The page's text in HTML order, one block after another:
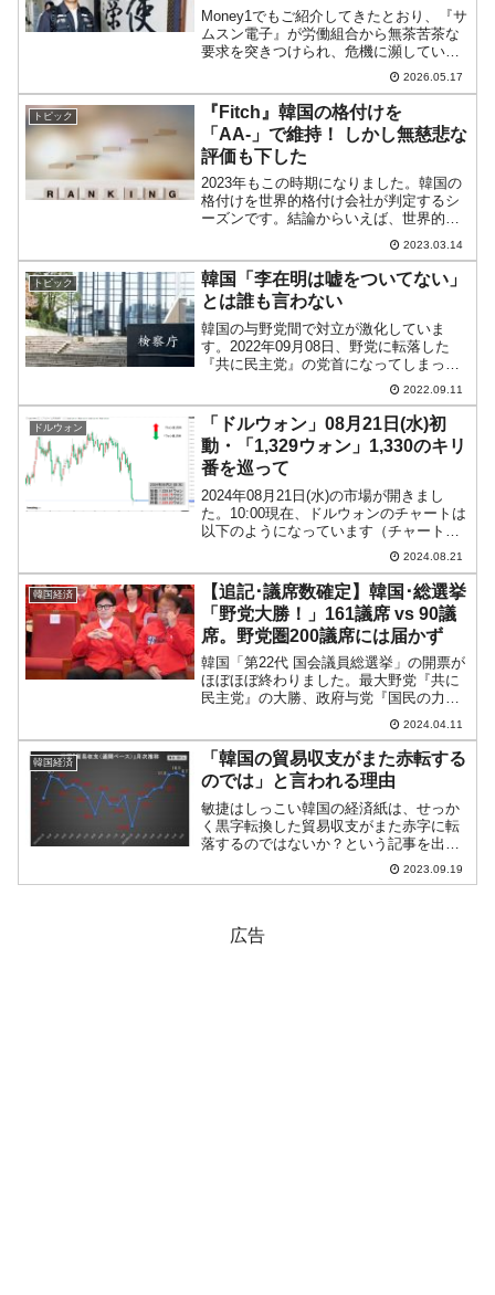
せ！」
Money1でもご紹介してきたとおり、『サ
ムスン電子』が労働組合から無茶苦茶な
要求を突きつけられ、危機に瀕していま
す。成果給（ボーナス）の支給を巡る労
使の対立です。『サムスン電子』の労働
組合の主な要求は、・営業利益の15％を
成果給原資として...
2026.05.17
トピック
『Fitch』韓国の格付けを
「AA-」で維持！ しかし無慈悲な
評価も下した
2023年もこの時期になりました。韓国の
格付けを世界的格付け会社が判定するシ
ーズンです。結論からいえば、世界的格
付け会社『Fitch（フィッチ）』は韓国を
「AA-」の格付けで維持、「安定的」と
しました。以下は、2023年03月13日、
『Fi...
2023.03.14
トピック
韓国「李在明は嘘をついてない」
とは誰も言わない
韓国の与野党間で対立が激化していま
す。2022年09月08日、野党に転落した
『共に民主党』の党首になってしまった
李在明（イ・ジェミョン）国会議員が検
察に起訴されました。大統領選挙期間に
虚偽の事実を述べたという疑いで――で
す。疑いも何も、李在...
2022.09.11
ドルウォン
「ドルウォン」08月21日(水)初
動・「1,329ウォン」1,330のキリ
番を巡って
2024年08月21日(水)の市場が開きまし
た。10:00現在、ドルウォンのチャートは
以下のようになっています（チャートは
『Investing.com』より引用）。前日の短
いながらも陰線で、本日はそれを受けて
のスタート。「1ドル＝1,330...
2024.08.21
韓国経済
【追記･議席数確定】韓国･総選挙
「野党大勝！」161議席 vs 90議
席。野党圏200議席には届かず
韓国「第22代 国会議員総選挙」の開票が
ほぼほぼ終わりました。最大野党『共に
民主党』の大勝、政府与党『国民の力』
の惨敗です。以下が選挙区制の結果。254
議席中『共に民主党』：161議席『国民の
力』：90議席中央選挙委員会05；42公表
時点：...
2024.04.11
韓国経済
「韓国の貿易収支がまた赤転する
のでは」と言われる理由
敏捷はしっこい韓国の経済紙は、せっか
く黒字転換した貿易収支がまた赤字に転
落するのではないか？という記事を出し
ています。↑韓国の（通関ベースの）貿易
収支の推移（2022年01月～直近2023年08
2023.09.19
広告